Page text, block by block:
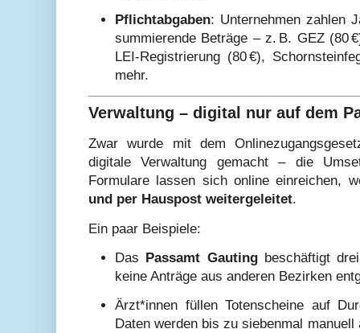
Pflichtabgaben: Unternehmen zahlen
summierende Beträge – z. B. GEZ (80
LEI-Registrierung (80 €),
mehr.
Verwaltung – digital nur auf dem
Zwar wurde mit dem
digitale Verwaltung gemacht – die
Formulare lassen sich online einreichen,
und per Hauspost weitergeleitet.
Ein paar Beispiele:
Das Passamt Gautingbeschäftigt
keine Anträge aus anderen Bezirken
Ärzt*innen füllen Totenscheine auf
Daten werden bis zu siebenmal